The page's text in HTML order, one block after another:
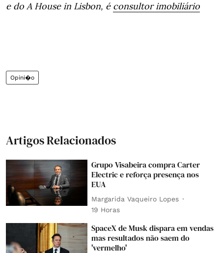
e do A House in Lisbon, é consultor imobiliário
Opini�o
Artigos Relacionados
Grupo Visabeira compra Carter
Electric e reforça presença nos
EUA
Margarida Vaqueiro Lopes
19 Horas
SpaceX de Musk dispara em vendas
mas resultados não saem do
'vermelho'